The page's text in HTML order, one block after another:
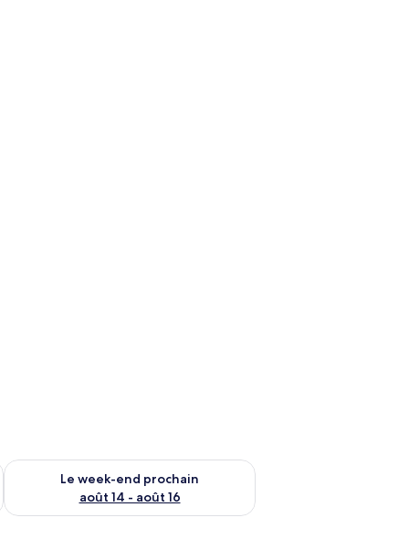
août 7 - août 9
Le week-end prochain
août 14 - août 16
Vérifier la disponibilité pour le week-end prochain août 14 -
des chaises, un ananas et un téléviseur fixé au mur.